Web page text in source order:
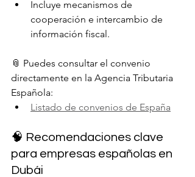
Incluye mecanismos de
cooperación e intercambio de
información fiscal.
📎 Puedes consultar el convenio
directamente en la Agencia Tributaria
Española:
Listado de convenios de España
🧠 Recomendaciones clave
para empresas españolas en
Dubái